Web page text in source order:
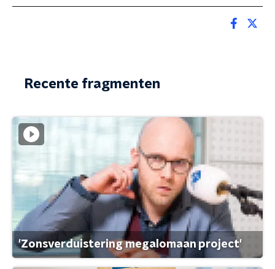
Recente fragmenten
'Zonsverduistering megalomaan project'